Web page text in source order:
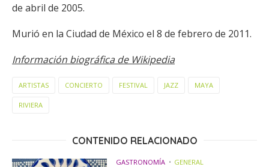
de abril de 2005.
Murió en la Ciudad de México el 8 de febrero de 2011.
Información biográfica de Wikipedia
ARTISTAS CONCIERTO FESTIVAL JAZZ MAYA
RIVIERA
CONTENIDO RELACIONADO
GASTRONOMÍA GENERAL